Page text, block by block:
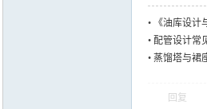
•
《油库设
• 配管设计常
• 蒸馏塔与裙
回复